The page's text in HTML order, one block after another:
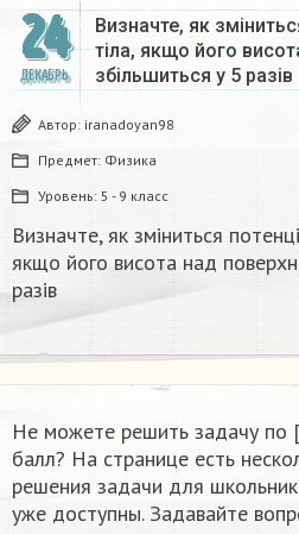
24
ДЕКАБРЬ
Визначте, як
тіла, якщо його
збільшиться у 5 разів
Автор: iranadoyan98
Предмет: Физика
Уровень: 5 - 9 класс
Визначте, як зміниться
якщо його висота над
разів
Не можете решить задачу по
балл​? На странице есть
решения задачи для
уже доступны. Задавайте